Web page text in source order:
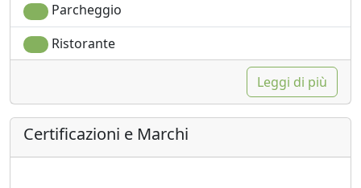
Parcheggio
Ristorante
Leggi di più
Certificazioni e Marchi